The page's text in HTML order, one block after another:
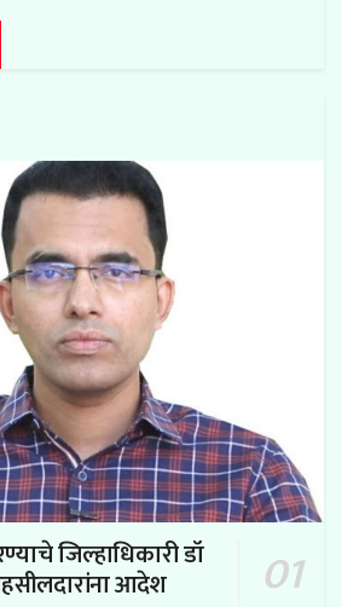
जिल्हाधिकारी डॉ
आदेश